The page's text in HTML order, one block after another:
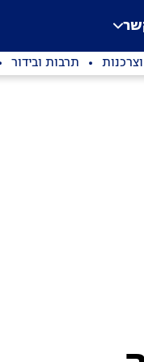
תרבות ובידור